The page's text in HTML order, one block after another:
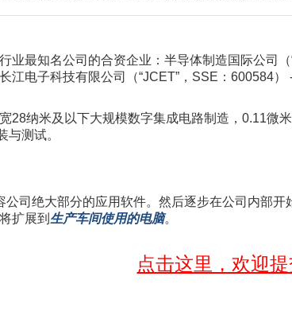
业最知名公司的合资企业：半导体制造国际公司
江电子科技有限公司（“JCET”，SSE：600584）
28纳米及以下大规模数字集成电路制造，0.11微
与测试。
司绝大部分的应用软件。然后逐步在公司内部开
扩展到 生产车间使用的电脑。
点击这里，欢迎